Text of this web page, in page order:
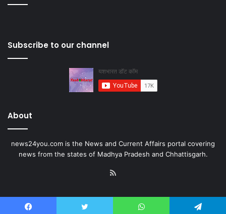
Subscribe to our channel
About
news24you.com is the News and Current Affairs portal covering
news from the states of Madhya Pradesh and Chhattisgarh.
RSS